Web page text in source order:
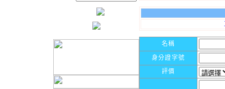
名稱
身分證字號
評價